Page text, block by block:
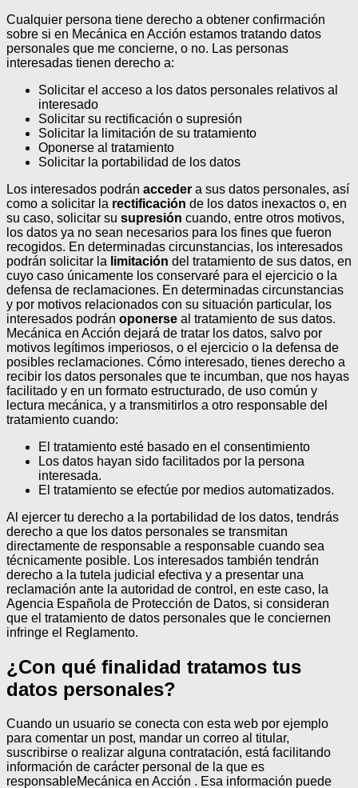
Cualquier persona tiene derecho a obtener confirmación
sobre si en Mecánica en Acción estamos tratando datos
personales que me concierne, o no. Las personas
interesadas tienen derecho a:
Solicitar el acceso a los datos personales relativos al
interesado
Solicitar su rectificación o supresión
Solicitar la limitación de su tratamiento
Oponerse al tratamiento
Solicitar la portabilidad de los datos
Los interesados podrán acceder a sus datos personales, así
como a solicitar la rectificación de los datos inexactos o, en
su caso, solicitar su supresión cuando, entre otros motivos,
los datos ya no sean necesarios para los fines que fueron
recogidos. En determinadas circunstancias, los interesados
podrán solicitar la limitación del tratamiento de sus datos, en
cuyo caso únicamente los conservaré para el ejercicio o la
defensa de reclamaciones. En determinadas circunstancias
y por motivos relacionados con su situación particular, los
interesados podrán oponerse al tratamiento de sus datos.
Mecánica en Acción dejará de tratar los datos, salvo por
motivos legítimos imperiosos, o el ejercicio o la defensa de
posibles reclamaciones. Cómo interesado, tienes derecho a
recibir los datos personales que te incumban, que nos hayas
facilitado y en un formato estructurado, de uso común y
lectura mecánica, y a transmitirlos a otro responsable del
tratamiento cuando:
El tratamiento esté basado en el consentimiento
Los datos hayan sido facilitados por la persona
interesada.
El tratamiento se efectúe por medios automatizados.
Al ejercer tu derecho a la portabilidad de los datos, tendrás
derecho a que los datos personales se transmitan
directamente de responsable a responsable cuando sea
técnicamente posible. Los interesados también tendrán
derecho a la tutela judicial efectiva y a presentar una
reclamación ante la autoridad de control, en este caso, la
Agencia Española de Protección de Datos, si consideran
que el tratamiento de datos personales que le conciernen
infringe el Reglamento.
¿Con qué finalidad tratamos tus
datos personales?
Cuando un usuario se conecta con esta web por ejemplo
para comentar un post, mandar un correo al titular,
suscribirse o realizar alguna contratación, está facilitando
información de carácter personal de la que es
responsableMecánica en Acción . Esa información puede